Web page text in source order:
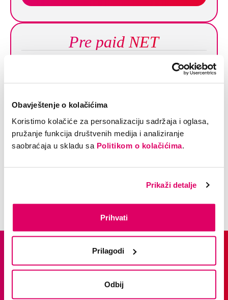
Obavještenje o kolačićima
Koristimo kolačiće za personalizaciju sadržaja i oglasa,
pružanje funkcija društvenih medija i analiziranje
saobraćaja u skladu sa Politikom o kolačićima
Prikaži detalje
Prihvati
Prilagodi
Odbij
Pre paid NET
31,50KM/mj*
Naruči paket